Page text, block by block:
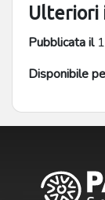
Ulteriori
Pubblicata il
Disponibile